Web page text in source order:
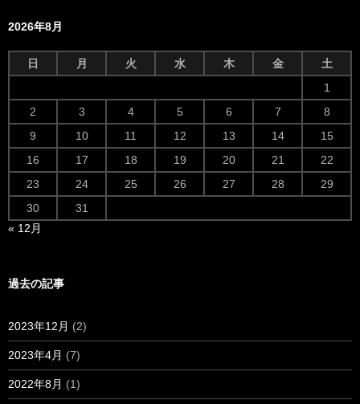
2026年8月
日 月 火 水 木 金
土
1
2
3 4 5 6 7
8
9
10 11 12 13 14
15
16
17 18 19 20 21
22
23
24 25 26 27 28
29
30
31
« 12月
過去の記事
2023年12月 (2)
2023年4月 (7)
2022年8月 (1)